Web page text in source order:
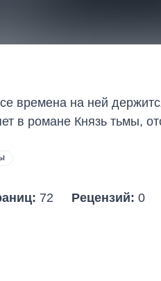
времена на ней
в романе Князь тьмы,
72 Рецензий: 0